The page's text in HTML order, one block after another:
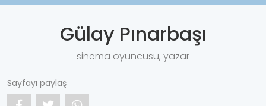
Gülay Pınarbaşı
sinema oyuncusu, yazar
Sayfayı paylaş